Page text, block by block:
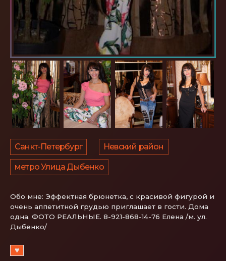
Санкт-Петербург Невский район
метро Улица Дыбенко
Обо мне: Эффектная брюнетка, с красивой фигурой и
очень аппетитной грудью приглашает в гости. Дома
одна. ФОТО РЕАЛЬНЫЕ. 8-921-868-14-76 Елена /м. ул.
Дыбенко/
♥